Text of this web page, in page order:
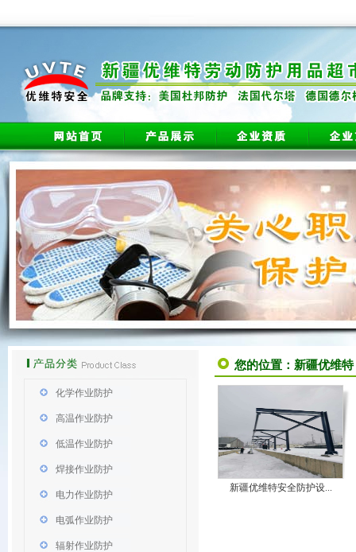
化学作业防护
高温作业防护
低温作业防护
焊接作业防护
电力作业防护
电弧作业防护
辐射作业防护
您的位置： 新疆优维特
新疆优维特安全防护设...